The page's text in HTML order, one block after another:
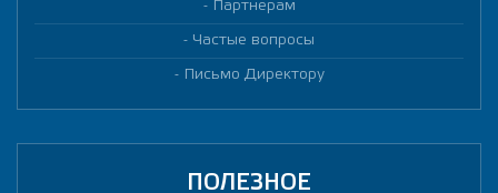
Партнерам
Частые вопросы
Письмо Директору
ПОЛЕЗНОЕ